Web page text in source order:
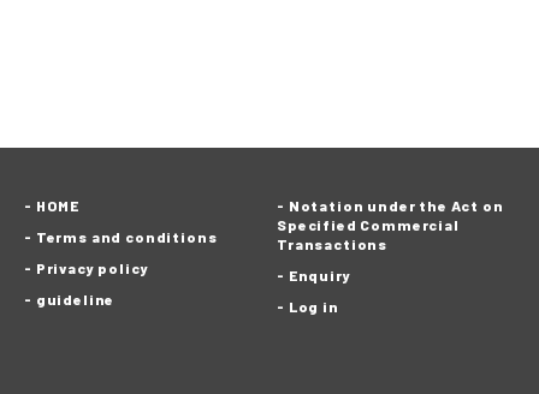
HOME
Terms and conditions
Privacy policy
guideline
Notation under the Act on
Specified Commercial
Transactions
Enquiry
Log in